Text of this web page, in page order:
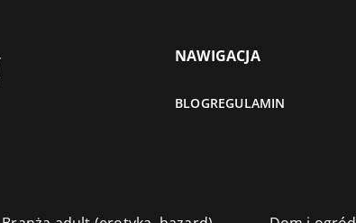
NAWIGACJA
BLOGREGULAMIN